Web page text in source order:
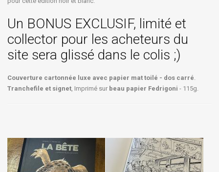
Un BONUS EXCLUSIF, limité et
collector pour les acheteurs du
site sera glissé dans le colis ;)
Couverture cartonnée luxe avec papier mat toilé - dos carré.
Tranchefile et signet, Imprimé sur beau papier Fedrigoni - 115g.